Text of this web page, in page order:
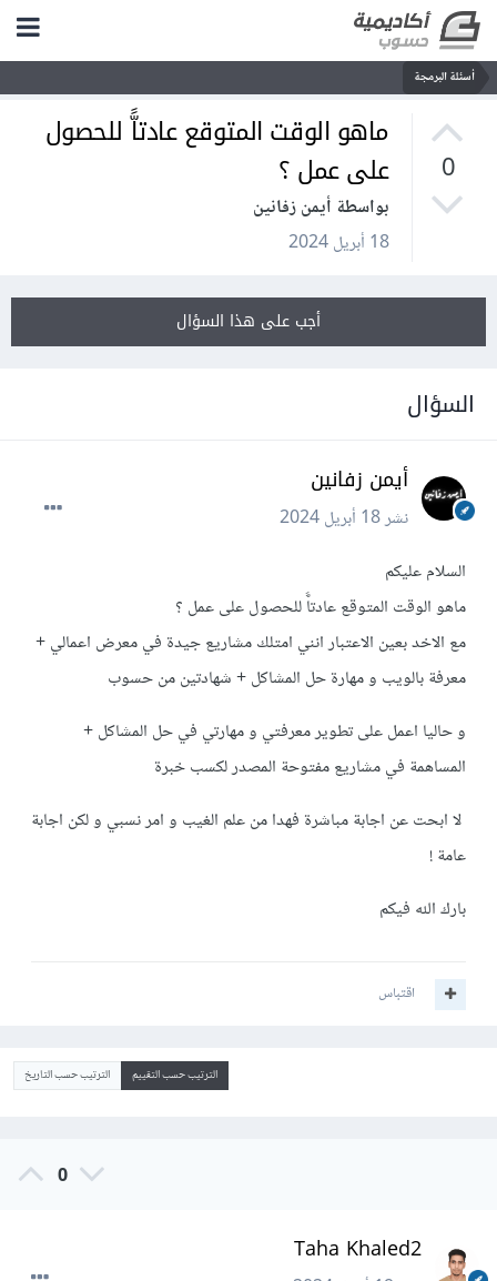
أسئلة البرمجة
0
ماهو الوقت المتوقع عادتاّ‌ً للحصول
على عمل ؟
بواسطة أيمن زفانين
18 أبريل 2024
أجب على هذا السؤال
السؤال
أيمن زفانين
نشر18 أبريل 2024
السلام عليكم
ماهو الوقت المتوقع عادتاّ‌ً للحصول على عمل ؟
مع الاخد بعين الاعتبار انني امتلك مشاريع جيدة في معرض اعمالي +
معرفة بالويب و مهارة حل المشاكل + شهادتين من حسوب
و حاليا اعمل على تطوير معرفتي و مهارتي في حل المشاكل +
المساهمة في مشاريع مفتوحة المصدر لكسب خبرة
لا ابحت عن اجابة مباشرة فهدا من علم الغيب و امر نسبي و لكن اجابة
عامة !
بارك الله فيكم
اقتباس
الترتيب حسب التقييم الترتيب حسب التاريخ
0
Taha Khaled2